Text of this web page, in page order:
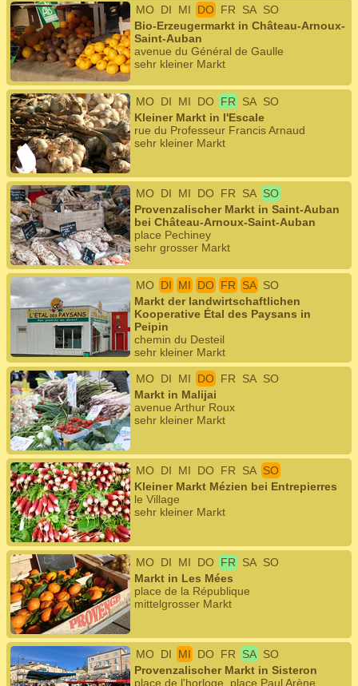
MO DI MI DO FR SA SO
Bio-Erzeugermarkt in Château-Arnoux-
Saint-Auban
avenue du Général de Gaulle
sehr kleiner Markt
MO DI MI DO FR SA SO
Kleiner Markt in l'Escale
rue du Professeur Francis Arnaud
sehr kleiner Markt
MO DI MI DO FR SA SO
Provenzalischer Markt in Saint-Auban
bei Château-Arnoux-Saint-Auban
place Pechiney
sehr grosser Markt
MO DI MI DO FR SA SO
Markt der landwirtschaftlichen
Kooperative Étal des Paysans in
Peipin
chemin du Desteil
sehr kleiner Markt
MO DI MI DO FR SA SO
Markt in Malijai
avenue Arthur Roux
sehr kleiner Markt
MO DI MI DO FR SA SO
Kleiner Markt Mézien bei Entrepierres
le Village
sehr kleiner Markt
MO DI MI DO FR SA SO
Markt in Les Mées
place de la République
mittelgrosser Markt
MO DI MI DO FR SA SO
Provenzalischer Markt in Sisteron
place de l'horloge, place Paul Arène,